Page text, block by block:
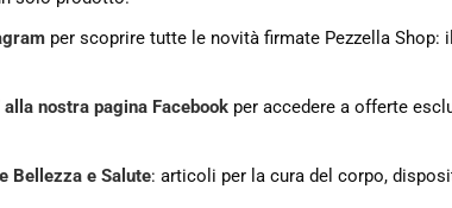
per scoprire tutte le novità firmate Pezzella
nostra pagina Facebook per accedere a offerte
Bellezza e Salute: articoli per la cura del corpo,